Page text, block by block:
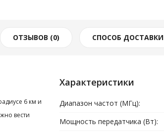
ОТЗЫВОВ (0) СПОСОБ ДОСТАВКИ
6 км и
вести
Характеристики
Диапазон частот (МГц):
Мощность передатчика (Вт):